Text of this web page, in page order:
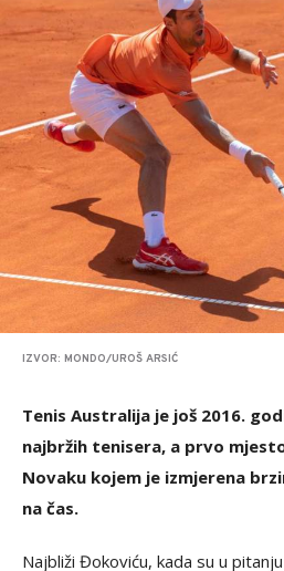
IZVOR: MONDO/UROŠ ARSIĆ
Tenis Australija je još 2016.
najbržih tenisera, a prvo
Novaku kojem je izmjerena
na čas.
Najbliži Đokoviću, kada su u